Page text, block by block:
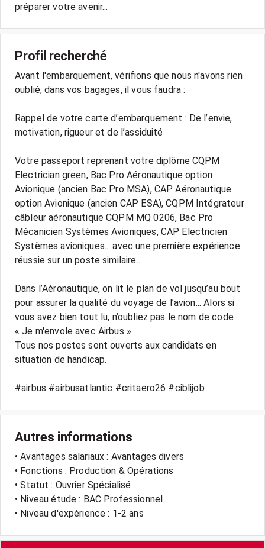
Profil recherché
Avant l'embarquement, vérifions que nous n'avons rien
oublié, dans vos bagages, il vous faudra :
Rappel de votre carte d’embarquement : De l’envie,
motivation, rigueur et de l’assiduité
Votre passeport reprenant votre diplôme CQPM
Electrician green, Bac Pro Aéronautique option
Avionique (ancien Bac Pro MSA), CAP Aéronautique
option Avionique (ancien CAP ESA), CQPM Intégrateur
câbleur aéronautique CQPM MQ 0206, Bac Pro
Mécanicien Systèmes Avioniques, CAP Electricien
Systèmes avioniques... avec une première expérience
réussie sur un poste similaire..
Dans l’Aéronautique, on lit le plan de vol jusqu’au bout
pour assurer la qualité du voyage de l’avion... Alors si
vous avez bien tout lu, n’oubliez pas le nom de code :
« Je m'envole avec Airbus »
Tous nos postes sont ouverts aux candidats en
situation de handicap.
#airbus #airbusatlantic #critaero26 #ciblijob
Autres informations
• Avantages salariaux : Avantages divers
• Fonctions : Production & Opérations
• Statut : Ouvrier Spécialisé
• Niveau étude : BAC Professionnel
• Niveau d'expérience : 1-2 ans